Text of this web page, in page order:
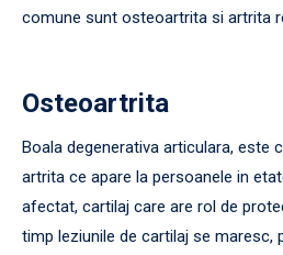
comune sunt osteoartrita si artrita
Osteoartrita
Boala degenerativa articulara, este
artrita ce apare la persoanele in
afectat, cartilaj care are rol de
timp leziunile de cartilaj se maresc,